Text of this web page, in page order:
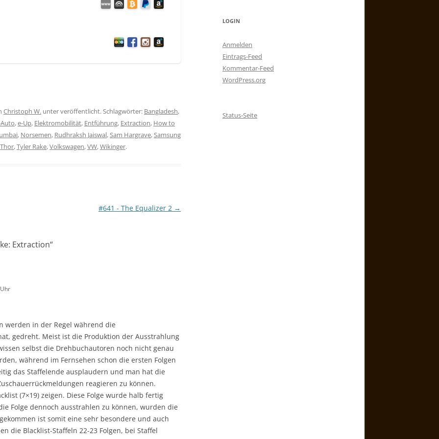
Christoph W. unter veröffentlicht. Schlagwörter: Bangladesh,
Auto,e-Up, Elektromobilität, Entführung, Extraction, How to
, Norsemen, Rudhraksh Jaiswal,Sam Hargrave,Samsung
Thor,Tyler Rake,Volkswagen,VW,Wikinger.
#641 - The Equalizer 2 →
Extraction“
werden in der Regel während die
gedreht. Meist ist die Produktion der Ausstrahlung
selbst die Drehbuchautoren noch nicht genau
während im Fernsehen schon die ersten Folgen
das Staffelende ausplaudern und man hat die
reagieren zu können.
(7×19) zeigen. Diese Folge wurde halb fertig
Folge dennoch ausstrahlen zu können, wurden die
ist somit eine sehr besondere und auch
die Blacklist-Staffeln 22-23 Folgen, bei Staffel
LOGIN
Anmelden
Eintrags-Feed
Kommentar-Feed
WordPress.org
Status-Seite